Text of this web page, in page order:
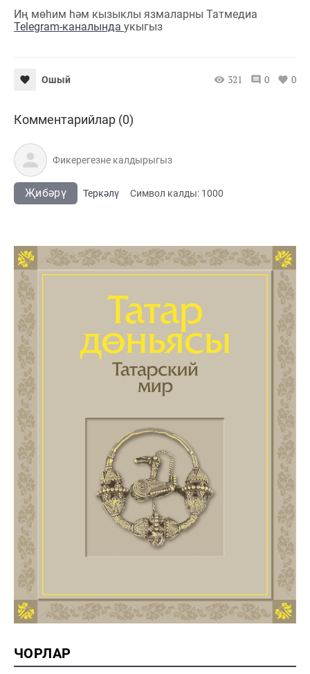
Иң мөһим һәм кызыклы язмаларны Татмедиа
Telegram-каналында укыгыз
Ошый 321 0 0
Комментарийлар (0)
Җибәрү Теркәлү Cимвол калды: 1000
ЧОРЛАР